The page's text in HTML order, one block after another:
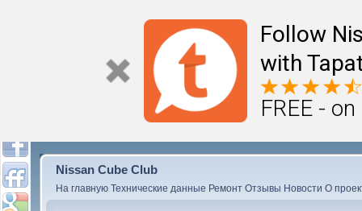
Follow
with
FREE -
Nissan Cube Club
На главную Технические данные Ремонт Отзывы Новости О